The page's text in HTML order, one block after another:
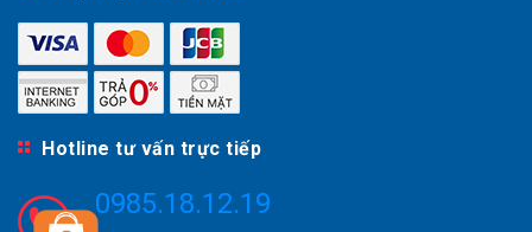
Hotline tư vấn trực tiếp
0985.18.12.19